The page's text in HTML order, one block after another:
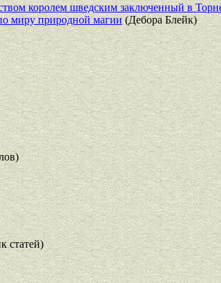
королем шведским заключенный в
миру природной магии (Дебора Блейк)
статей)